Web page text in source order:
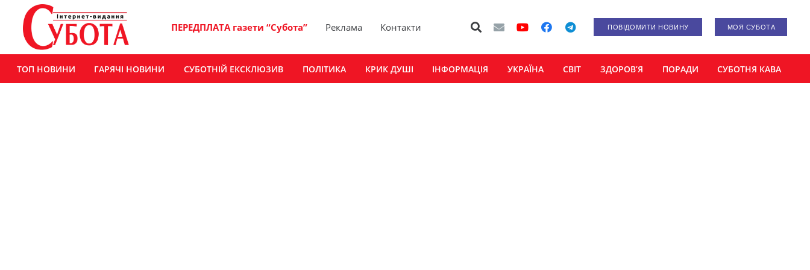
ПЕРЕДПЛАТА газети “Субота” Реклама Контакти ПОВІДОМИТИ НОВИНУ МОЯ СУБОТА
ТОП НОВИНИ ГАРЯЧІ НОВИНИ СУБОТНІЙ ЕКСКЛЮЗИВ ПОЛІТИКА КРИК ДУШІ ІНФОРМАЦІЯ УКРАЇНА СВІТ ЗДОРОВ’Я ПОРАДИ СУБОТНЯ КАВА